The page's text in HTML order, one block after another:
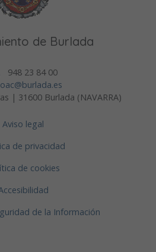
de Burlada
948 23 84 00
oac@burlada.es
| 31600 Burlada (NAVARRA)
Aviso legal
de privacidad
de cookies
de la Información